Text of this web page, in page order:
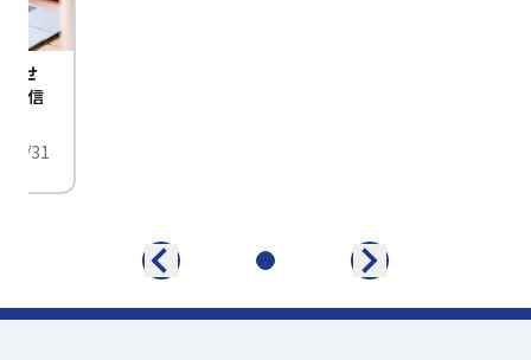
ませ
配信
31